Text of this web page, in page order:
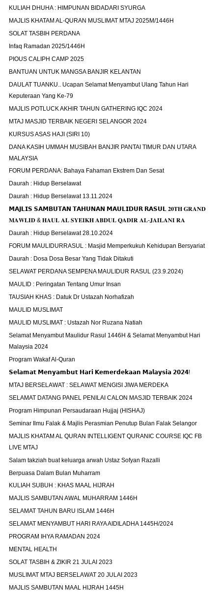
KULIAH DHUHA : HIMPUNAN BIDADARI SYURGA
MAJLIS KHATAM AL-QURAN MUSLIMAT MTAJ 2025M/1446H
SOLAT TASBIH PERDANA
Infaq Ramadan 2025/1446H
PIOUS CALIPH CAMP 2025
BANTUAN UNTUK MANGSA BANJIR KELANTAN
DAULAT TUANKU.. Ucapan Selamat Menyambut Ulang Tahun Hari
Keputeraan Yang Ke-79
MAJLIS POTLUCK AKHIR TAHUN GATHERING IQC 2024
MTAJ MASJID TERBAIK NEGERI SELANGOR 2024
KURSUS ASAS HAJI (SIRI 10)
DANA KASIH UMMAH MUSIBAH BANJIR PANTAI TIMUR DAN UTARA
MALAYSIA
FORUM PERDANA: Bahaya Fahaman Ekstrem Dan Sesat
Daurah : Hidup Berselawat
Daurah : Hidup Berselawat 13.11.2024
𝗠𝗔𝗝𝗟𝗜𝗦 𝗦𝗔𝗠𝗕𝗨𝗧𝗔𝗡 𝗧𝗔𝗛𝗨𝗡𝗔𝗡 𝗠𝗔𝗨𝗟𝗜𝗗𝗨𝗥 𝗥𝗔𝗦𝗨𝗟 𝟐𝟎𝐓𝐇 𝐆𝐑𝐀𝐍𝐃
𝐌𝐀𝐖𝐋𝐈𝐃 & 𝐇𝐀𝐔𝐋 𝐀𝐋 𝐒𝐘𝐄𝐈𝐊𝐇 𝐀𝐁𝐃𝐔𝐋 𝐐𝐀𝐃𝐈𝐑 𝐀𝐋-𝐉𝐀𝐈𝐋𝐀𝐍𝐈 𝐑𝐀
Daurah : Hidup Berselawat 28.10.2024
FORUM MAULIDURRASUL : Masjid Memperkukuh Kehidupan Bersyariat
Daurah : Dosa Dosa Besar Yang Tidak Ditakuti
SELAWAT PERDANA SEMPENA MAULIDUR RASUL (23.9.2024)
MAULID : Peringatan Tentang Umur Insan
TAUSIAH KHAS : Datuk Dr Ustazah Norhafizah
MAULID MUSLIMAT
MAULID MUSLIMAT : Ustazah Nor Ruzana Natiah
Selamat Menyambut Maulidur Rasul 1446H & Selamat Menyambut Hari
Malaysia 2024
Program Wakaf Al-Quran
𝗦𝗲𝗹𝗮𝗺𝗮𝘁 𝗠𝗲𝗻𝘆𝗮𝗺𝗯𝘂𝘁 𝗛𝗮𝗿𝗶 𝗞𝗲𝗺𝗲𝗿𝗱𝗲𝗸𝗮𝗮𝗻 𝗠𝗮𝗹𝗮𝘆𝘀𝗶𝗮 𝟮𝟬𝟮𝟰!
MTAJ BERSELAWAT : SELAWAT MENGISI JIWA MERDEKA
SELAMAT DATANG PANEL PENILAI CALON MASJID TERBAIK 2024
Program Himpunan Persaudaraan Hujjaj (HISHAJ)
Seminar Ilmu Falak & Majlis Perasmian Penutup Bulan Falak Selangor
MAJLIS KHATAM AL QURAN INTELLIGENT QURANIC COURSE IQC FB
LIVE MTAJ
Salam takziah buat keluarga arwah Ustaz Sofyan Razalli
Berpuasa Dalam Bulan Muharram
KULIAH SUBUH : KHAS MAAL HIJRAH
MAJLIS SAMBUTAN AWAL MUHARRAM 1446H
SELAMAT TAHUN BARU ISLAM 1446H
SELAMAT MENYAMBUT HARI RAYA AIDILADHA 1445H/2024
PROGRAM IHYA RAMADAN 2024
MENTAL HEALTH
SOLAT TASBIH & ZIKIR 21 JULAI 2023
MUSLIMAT MTAJ BERSELAWAT 20 JULAI 2023
MAJLIS SAMBUTAN MAAL HIJRAH 1445H